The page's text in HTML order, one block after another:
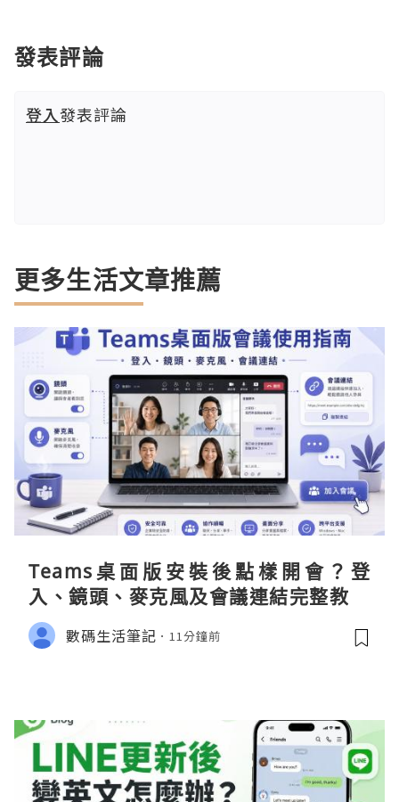
發表評論
登入發表評論
更多生活文章推薦
Teams桌面版安裝後點樣開會？登
入、鏡頭、麥克風及會議連結完整教學
數碼生活筆記 11分鐘前